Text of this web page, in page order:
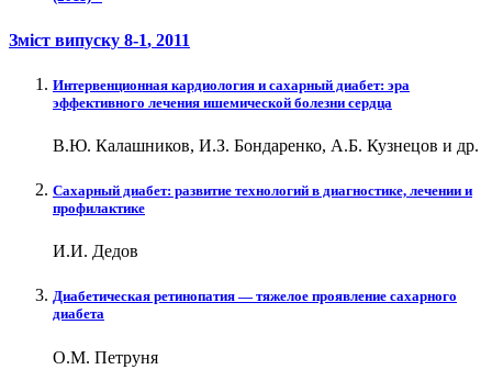
Зміст випуску 8-1, 2011
Интервенционная кардиология и сахарный диабет: эра
эффективного лечения ишемической болезни сердца
В.Ю. Калашников, И.З. Бондаренко, А.Б. Кузнецов и др.
Сахарный диабет: развитие технологий в диагностике, лечении и
профилактике
И.И. Дедов
Диабетическая ретинопатия — тяжелое проявление сахарного
диабета
О.М. Петруня